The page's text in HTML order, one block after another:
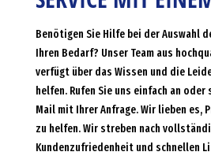
Benötigen Sie Hilfe bei der Auswahl
Ihren Bedarf? Unser Team aus
verfügt über das Wissen und die
helfen. Rufen Sie uns einfach an oder
Mail mit Ihrer Anfrage. Wir lieben es,
zu helfen. Wir streben nach
Kundenzufriedenheit und schnellen